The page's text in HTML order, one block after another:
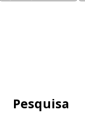
Pesquisa